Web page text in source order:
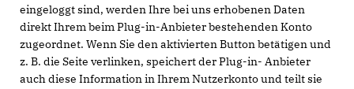
eingeloggt sind, werden Ihre bei uns erhobenen Daten
direkt Ihrem beim Plug-in-Anbieter bestehenden Konto
zugeordnet. Wenn Sie den aktivierten Button betätigen und
z. B. die Seite verlinken, speichert der Plug-in- Anbieter
auch diese Information in Ihrem Nutzerkonto und teilt sie